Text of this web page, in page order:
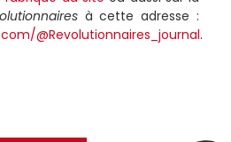
à cette adresse :
@Revolutionnaires_journal.